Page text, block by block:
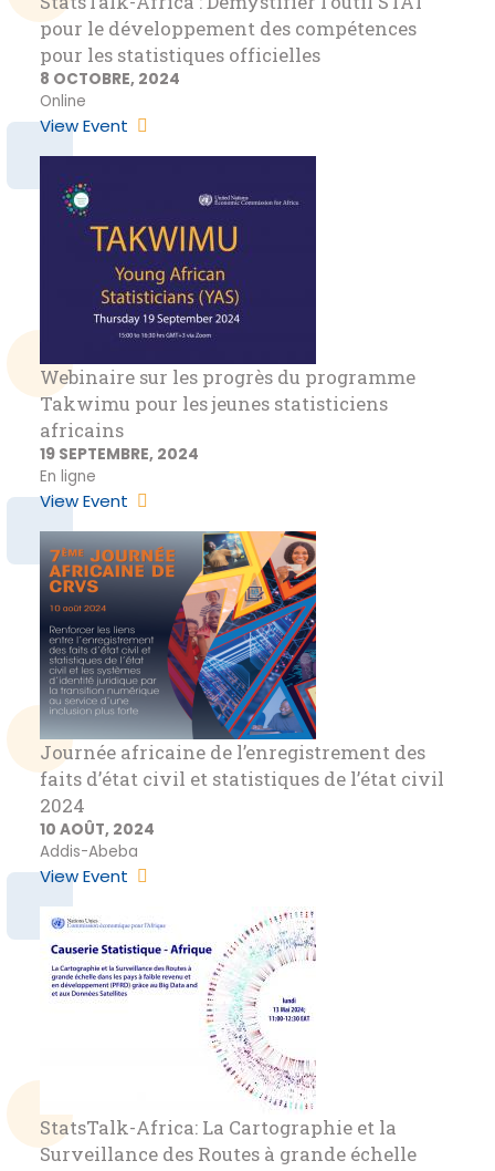
pour le développement des compétences
pour les statistiques officielles
8 OCTOBRE, 2024
Online
View Event
Webinaire sur les progrès du programme
Takwimu pour les jeunes statisticiens
africains
19 SEPTEMBRE, 2024
En ligne
View Event
Journée africaine de l’enregistrement des
faits d’état civil et statistiques de l’état civil
2024
10 AOÛT, 2024
Addis-Abeba
View Event
StatsTalk-Africa: La Cartographie et la
Surveillance des Routes à grande échelle